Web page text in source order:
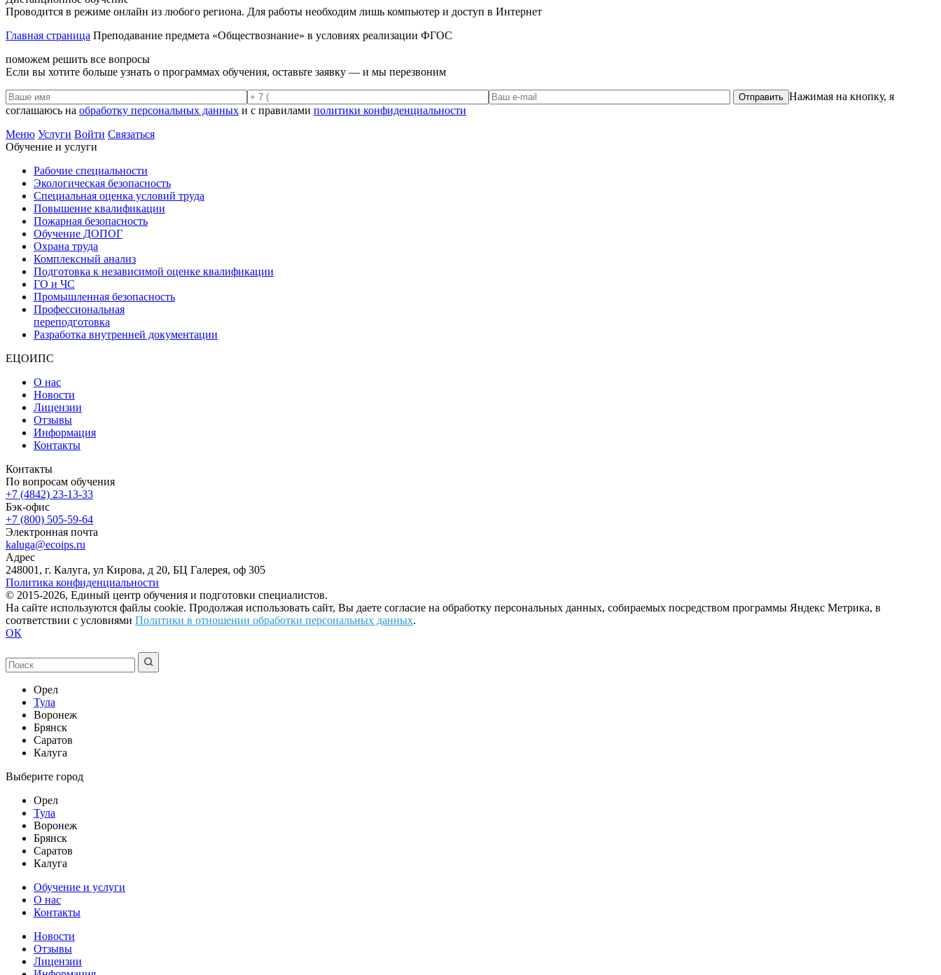
Проводится в режиме онлайн из любого региона. Для работы необходим лишь компьютер и доступ в Интернет
Главная страница Преподавание предмета «Обществознание» в условиях реализации ФГОС
поможем решить все вопросы
Если вы хотите больше узнать о программах обучения, оставьте заявку — и мы перезвоним
Отправить Нажимая на кнопку, я
соглашаюсь на обработку персональных данных и с правилами политики конфиденциальности
Меню Услуги Войти Связаться
Обучение и услуги
Рабочие специальности
Экологическая безопасность
Специальная оценка условий труда
Повышение квалификации
Пожарная безопасность
Обучение ДОПОГ
Охрана труда
Комплексный анализ
Подготовка к независимой оценке квалификации
ГО и ЧС
Промышленная безопасность
Профессиональная
переподготовка
Разработка внутренней документации
ЕЦОИПС
О нас
Новости
Лицензии
Отзывы
Информация
Контакты
Контакты
По вопросам обучения
+7 (4842) 23-13-33
Бэк-офис
+7 (800) 505-59-64
Электронная почта
kaluga@ecoips.ru
Адрес
248001, г. Калуга, ул Кирова, д 20, БЦ Галерея, оф 305
Политика конфиденциальности
© 2015-2026, Единый центр обучения и подготовки специалистов.
На сайте используются файлы cookie. Продолжая использовать сайт, Вы даете согласие на обработку персональных данных, собираемых посредством программы Яндекс Метрика, в
соответствии с условиями Политики в отношении обработки персональных данных.
ОК
Орел
Тула
Воронеж
Брянск
Саратов
Калуга
Выберите город
Орел
Тула
Воронеж
Брянск
Саратов
Калуга
Обучение и услуги
О нас
Контакты
Новости
Отзывы
Лицензии